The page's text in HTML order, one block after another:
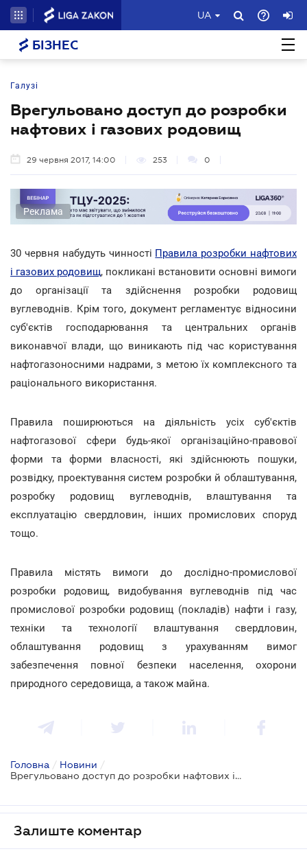
UA
БІЗНЕС
Галузі
Врегульовано доступ до розробки
нафтових і газових родовищ
29 червня 2017, 14:00 253 0
Реклама
30 червня набудуть чинності Правила розробки нафтових
і газових родовищ, покликані встановити основні вимоги
до організації та здійснення розробки родовищ
вуглеводнів. Крім того, документ регламентує відносини
суб'єктів господарювання та центральних органів
виконавчої влади, що виникають під час користування
нафтогазоносними надрами, з метою їх комплексного та
раціонального використання.
Правила поширюються на діяльність усіх суб'єктів
нафтогазової сфери будь-якої організаційно-правової
форми та форми власності, які здійснюють пошуки,
розвідку, проектування систем розробки й облаштування,
розробку родовищ вуглеводнів, влаштування та
експлуатацію свердловин, інших промислових споруд
тощо.
Правила містять вимоги до дослідно-промислової
розробки родовищ, видобування вуглеводнів під час
промислової розробки родовищ (покладів) нафти і газу,
техніки та технології влаштування свердловин,
облаштування родовищ з урахуванням вимог
забезпечення повної безпеки населення, охорони
природного середовища, а також майна.
Головна / Новини /
Врегульовано доступ до розробки нафтових і газових родовищ
Залиште коментар